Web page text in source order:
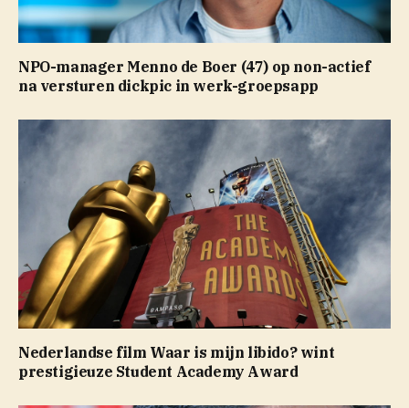
NPO-manager Menno de Boer (47) op non-actief
na versturen dickpic in werk-groepsapp
Nederlandse film Waar is mijn libido? wint
prestigieuze Student Academy Award